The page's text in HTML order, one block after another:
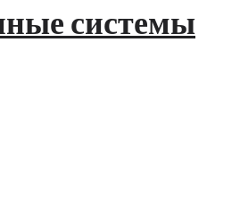
системы